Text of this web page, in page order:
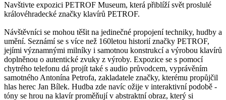
Navštivte expozici PETROF Museum, která přiblíží svět proslulé
královéhradecké značky klavírů PETROF.
Návštěvníci se mohou těšit na jedinečné propojení techniky, hudby a
umění. Seznámí se s více než 160letou historií značky PETROF,
jejími významnými milníky i samotnou konstrukcí a výrobou klavírů
doplněnou o autentické zvuky z výroby. Expozice se s pomocí
chytrého telefonu dá projít také s audio průvodcem, vyprávěním
samotného Antonína Petrofa, zakladatele značky, kterému propůjčil
hlas herec Jan Bílek. Hudba zde navíc ožije v interaktivní podobě -
tóny se hrou na klavír proměňují v abstraktní obraz, který si